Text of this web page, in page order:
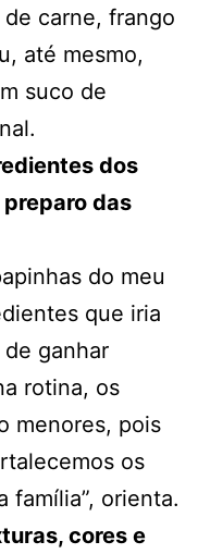
carne, frango
até mesmo,
suco de
dos
das
do meu
que iria
ganhar
rotina, os
menores, pois
os
família”, orienta.
cores e